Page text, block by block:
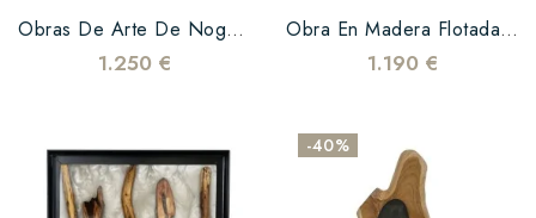
Obras De Arte De Nogal Y Epoxi Rojo
1.250 €
Obra En Madera Flotada Y Epoxi Bronce
1.190 €
-40%